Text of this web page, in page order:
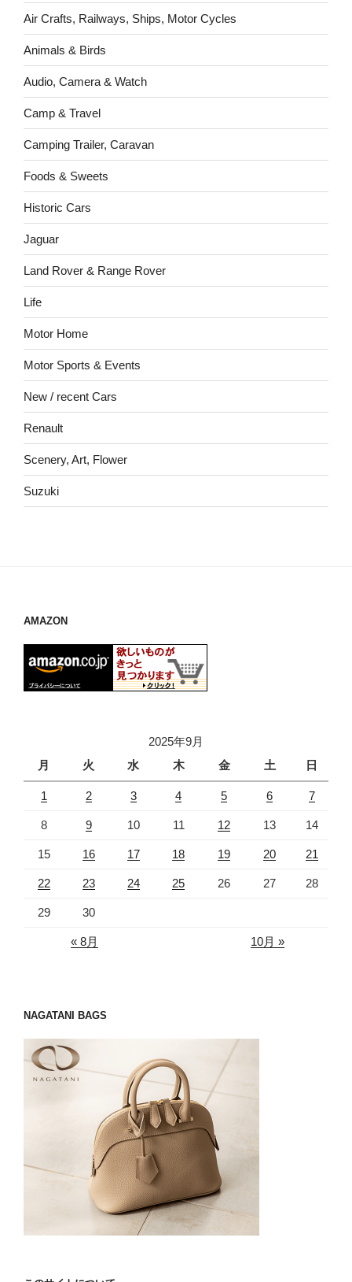
Air Crafts, Railways, Ships, Motor Cycles
Animals & Birds
Audio, Camera & Watch
Camp & Travel
Camping Trailer, Caravan
Foods & Sweets
Historic Cars
Jaguar
Land Rover & Range Rover
Life
Motor Home
Motor Sports & Events
New / recent Cars
Renault
Scenery, Art, Flower
Suzuki
AMAZON
2025年9月
月
火 水 木 金 土 日
1 2 3 4 5 6 7
8 9 10 11 12 13 14
15 16 17 18 19 20 21
22 23 24 25 26 27 28
29 30
« 8月 10月 »
NAGATANI BAGS